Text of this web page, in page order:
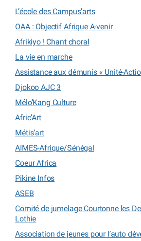
L’école des Campus’arts
OAA : Objectif Afrique A-venir
Afrikiyo ! Chant choral
La vie en marche
Assistance aux démunis « Unité-
Djokoo AJC 3
Mélo’Kang Culture
Afric’Art
Métis’art
AIMES-Afrique/Sénégal
Coeur Africa
Pikine Infos
ASEB
Comité de jumelage Courtonne les
Lothie
Association de jeunes pour l’auto